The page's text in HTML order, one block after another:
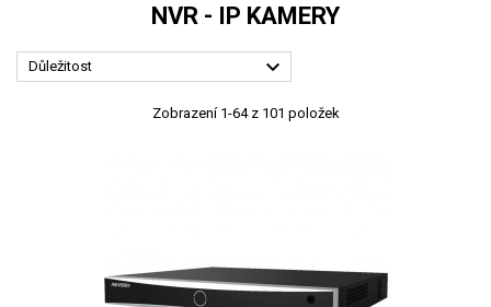
NVR - IP KAMERY
Důležitost 
Zobrazení 1-64 z 101 položek